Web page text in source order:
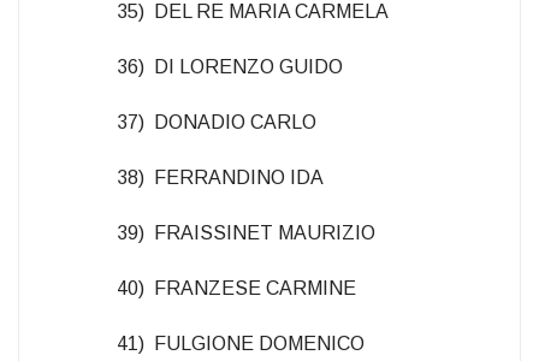
35) DEL RE MARIA CARMELA
36) DI LORENZO GUIDO
37) DONADIO CARLO
38) FERRANDINO IDA
39) FRAISSINET MAURIZIO
40) FRANZESE CARMINE
41) FULGIONE DOMENICO